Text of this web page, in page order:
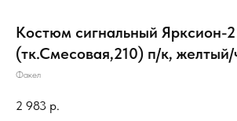
Костюм сигнальный
(тк.Смесовая,210) п/к,
Факел
2 983 р.